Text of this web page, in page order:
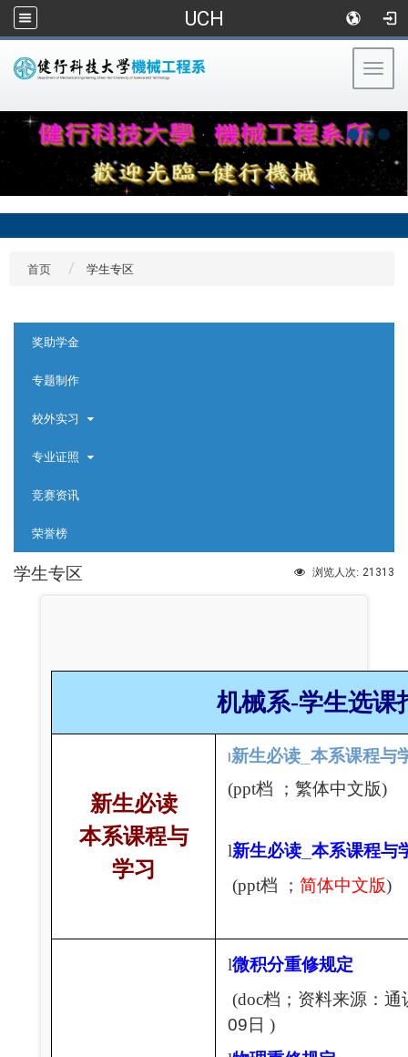
UCH
首页 学生专区
奖助学金
专题制作
校外实习
专业证照
竞赛资讯
荣誉榜
浏览人次: 21313
学生专区
机械系-学生选课
新生必读
本系课程与
学习
l新生必读_本系课程与
(ppt档 ；繁体中文版)
l新生必读_ 本系课程与
(ppt档 ； 简体中文版)
l微积分重修规定
(doc档；资料来源：通
09日 )